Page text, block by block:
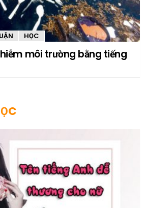
HỌC
môi trường bằng tiếng